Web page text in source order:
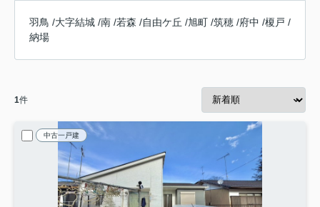
羽鳥 /大字結城 /南 /若森 /自由ケ丘 /旭町 /筑穂 /府中 /榎戸 /
納場
1件
中古一戸建